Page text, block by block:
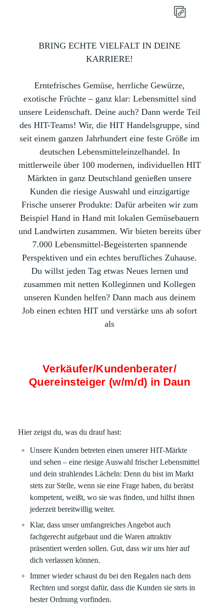
BRING ECHTE VIELFALT IN DEINE
KARRIERE!
Erntefrisches Gemüse, herrliche Gewürze,
exotische Früchte – ganz klar: Lebensmittel sind
unsere Leidenschaft. Deine auch? Dann werde Teil
des HIT-Teams! Wir, die HIT Handelsgruppe, sind
seit einem ganzen Jahrhundert eine feste Größe im
deutschen Lebensmitteleinzelhandel. In
mittlerweile über 100 modernen, individuellen HIT
Märkten in ganz Deutschland genießen unsere
Kunden die riesige Auswahl und einzigartige
Frische unserer Produkte: Dafür arbeiten wir zum
Beispiel Hand in Hand mit lokalen Gemüsebauern
und Landwirten zusammen. Wir bieten bereits über
7.000 Lebensmittel-Begeisterten spannende
Perspektiven und ein echtes berufliches Zuhause.
Du willst jeden Tag etwas Neues lernen und
zusammen mit netten Kolleginnen und Kollegen
unseren Kunden helfen? Dann mach aus deinem
Job einen echten HIT und verstärke uns ab sofort
als
Verkäufer/Kundenberater/
Quereinsteiger (w/m/d) in Daun
Hier zeigst du, was du drauf hast:
Unsere Kunden betreten einen unserer HIT-Märkte
und sehen – eine riesige Auswahl frischer Lebensmittel
und dein strahlendes Lächeln: Denn du bist im Markt
stets zur Stelle, wenn sie eine Frage haben, du berätst
kompetent, weißt, wo sie was finden, und hilfst ihnen
jederzeit bereitwillig weiter.
Klar, dass unser umfangreiches Angebot auch
fachgerecht aufgebaut und die Waren attraktiv
präsentiert werden sollen. Gut, dass wir uns hier auf
dich verlassen können.
Immer wieder schaust du bei den Regalen nach dem
Rechten und sorgst dafür, dass die Kunden sie stets in
bester Ordnung vorfinden.